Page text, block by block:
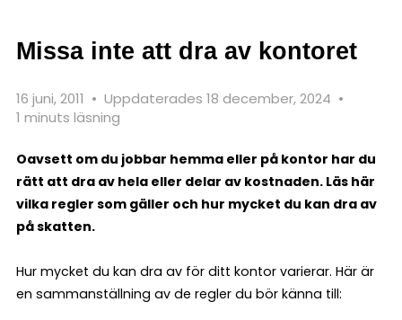
Missa inte att dra av kontoret
16 juni, 2011 • Uppdaterades 18 december, 2024 •
1 minuts läsning
Oavsett om du jobbar hemma eller på kontor har du
rätt att dra av hela eller delar av kostnaden. Läs här
vilka regler som gäller och hur mycket du kan dra av
på skatten.
Hur mycket du kan dra av för ditt kontor varierar. Här är
en sammanställning av de regler du bör känna till: